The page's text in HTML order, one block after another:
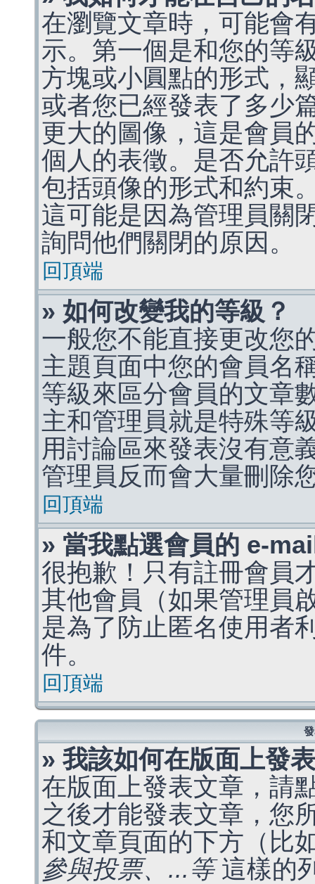
在瀏覽文章時，可能會
示。第一個是和您的等
方塊或小圓點的形式，
或者您已經發表了多少
更大的圖像，這是會員
個人的表徵。是否允許
包括頭像的形式和約束
這可能是因為管理員關
詢問他們關閉的原因。
回頂端
» 如何改變我的等級？
一般您不能直接更改您
主題頁面中您的會員名
等級來區分會員的文章
主和管理員就是特殊等
用討論區來發表沒有意
管理員反而會大量刪除
回頂端
» 當我點選會員的 e-
很抱歉！只有註冊會員
其他會員（如果管理員
是為了防止匿名使用者
件。
回頂端
» 我該如何在版面上發
在版面上發表文章，請
之後才能發表文章，您
和文章頁面的下方（比
參與投票、...等這樣的